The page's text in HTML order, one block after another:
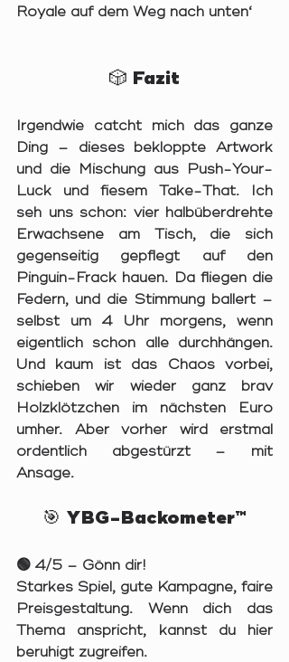
Royale auf dem Weg nach unten‘
🎲 Fazit
Irgendwie catcht mich das ganze
Ding – dieses bekloppte Artwork
und die Mischung aus Push-Your-
Luck und fiesem Take-That. Ich
seh uns schon: vier halbüberdrehte
Erwachsene am Tisch, die sich
gegenseitig gepflegt auf den
Pinguin-Frack hauen. Da fliegen die
Federn, und die Stimmung ballert –
selbst um 4 Uhr morgens, wenn
eigentlich schon alle durchhängen.
Und kaum ist das Chaos vorbei,
schieben wir wieder ganz brav
Holzklötzchen im nächsten Euro
umher. Aber vorher wird erstmal
ordentlich abgestürzt – mit
Ansage.
🎯 YBG-Backometer™
🟢 4/5 – Gönn dir!
Starkes Spiel, gute Kampagne, faire
Preisgestaltung. Wenn dich das
Thema anspricht, kannst du hier
beruhigt zugreifen.